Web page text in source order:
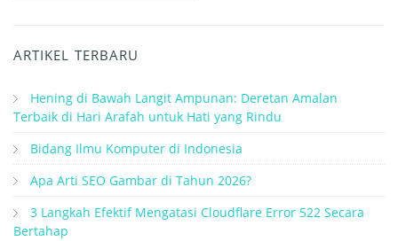
ARTIKEL TERBARU
Hening di Bawah Langit Ampunan: Deretan Amalan
Terbaik di Hari Arafah untuk Hati yang Rindu
Bidang Ilmu Komputer di Indonesia
Apa Arti SEO Gambar di Tahun 2026?
3 Langkah Efektif Mengatasi Cloudflare Error 522 Secara
Bertahap